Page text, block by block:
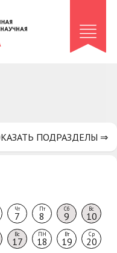
Чт
7
Пт
8
Сб
9
Вс
10
Вс
17
ПН
18
Вт
19
Ср
20
ПОДРАЗДЕЛЫ ⇒